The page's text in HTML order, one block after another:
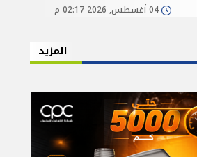
04 أغسطس, 2026 02:17 م
المزيد